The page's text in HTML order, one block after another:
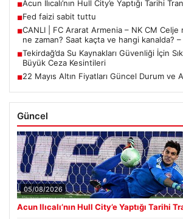
■Acun Ilıcalı’nın Hull City’e Yaptığı Tarihi
■Fed faizi sabit tuttu
■CANLI | FC Ararat Armenia – NK CM Celje
ne zaman? Saat kaçta ve hangi kanalda?
■Tekirdağ’da Su Kaynakları Güvenliği İçin
Büyük Ceza Kesintileri
■22 Mayıs Altın Fiyatları Güncel Durum ve
Güncel
05/08/2026
Acun Ilıcalı’nın Hull City’e Yaptığı Tarihi